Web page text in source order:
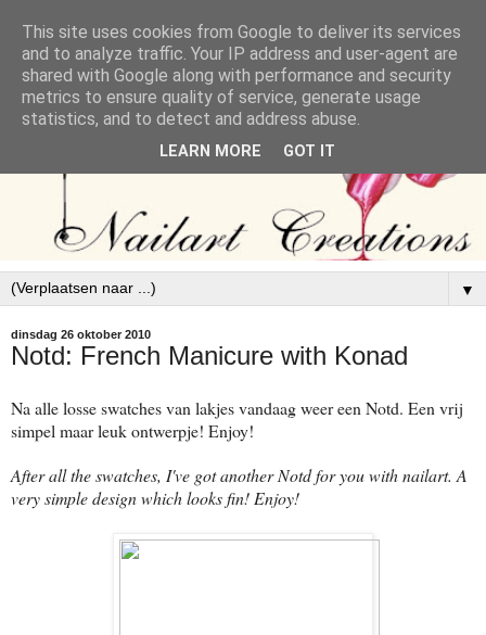
▼
dinsdag 26 oktober 2010
Notd: French Manicure with Konad
Na alle losse swatches van lakjes vandaag weer een Notd. Een vrij
simpel maar leuk ontwerpje! Enjoy!
After all the swatches, I've got another Notd for you with nailart. A
very simple design which looks fin! Enjoy!
This site uses cookies from Google to deliver its services
and to analyze traffic. Your IP address and user-agent are
shared with Google along with performance and security
metrics to ensure quality of service, generate usage
statistics, and to detect and address abuse.
LEARN MORE GOT IT